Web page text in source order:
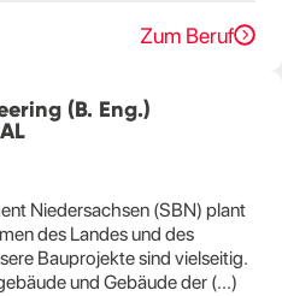
Zum Beruf
(B. Eng.)
Niedersachsen (SBN) plant
des Landes und des
Bauprojekte sind vielseitig.
und Gebäude der (...)